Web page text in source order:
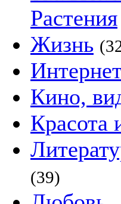
Растения
Жизнь
Интернет
Кино,
Красота
(39)